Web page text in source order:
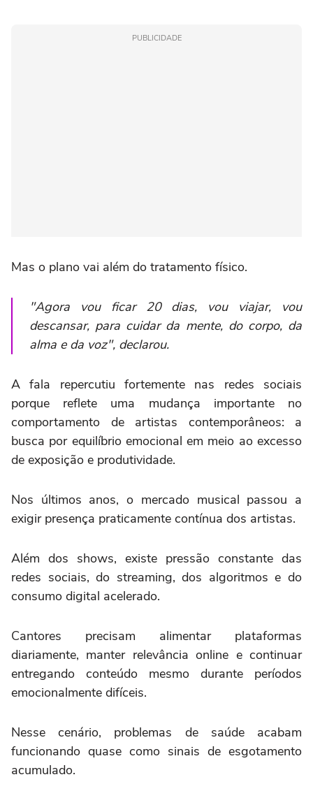
PUBLICIDADE
Mas o plano vai além do tratamento físico.
"Agora vou ficar 20 dias, vou viajar, vou
descansar, para cuidar da mente, do corpo, da
alma e da voz", declarou.
A fala repercutiu fortemente nas redes sociais
porque reflete uma mudança importante no
comportamento de artistas contemporâneos: a
busca por equilíbrio emocional em meio ao excesso
de exposição e produtividade.
Nos últimos anos, o mercado musical passou a
exigir presença praticamente contínua dos artistas.
Além dos shows, existe pressão constante das
redes sociais, do streaming, dos algoritmos e do
consumo digital acelerado.
Cantores precisam alimentar plataformas
diariamente, manter relevância online e continuar
entregando conteúdo mesmo durante períodos
emocionalmente difíceis.
Nesse cenário, problemas de saúde acabam
funcionando quase como sinais de esgotamento
acumulado.